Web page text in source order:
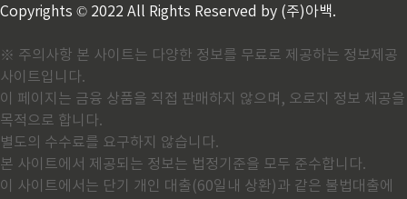
Copyrights © 2022 All Rights Reserved by (주)아백.
※ 주의사항 본 사이트는 다양한 정보를 무료로 제공하는 정보제공
사이트입니다.
이 페이지는 금융 상품을 직접 판매하지 않으며, 오로지 정보 제공을
목적으로 합니다.
별도의 수수료를 요구하지 않습니다.
본 사이트에서 제공되는 정보는 법정기준을 모두 준수합니다.
이 사이트에서는 단기 개인 대출(60일내 상환)과 같은 불법대출에